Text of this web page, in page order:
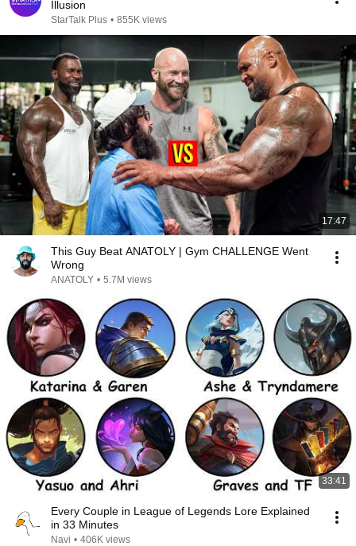
Illusion
StarTalk Plus • 855K views
17:47
This Guy Beat ANATOLY | Gym CHALLENGE Went
Wrong
ANATOLY • 5.7M views
33:41
Every Couple in League of Legends Lore Explained
in 33 Minutes
Navi • 406K views